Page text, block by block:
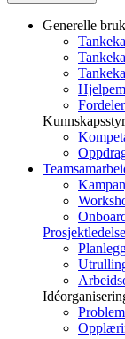
Generelle
Prosjektledelse